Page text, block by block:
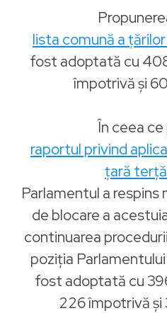
lista comună a
fost adoptată cu
împotrivă și
În ceea
raportul privind
țară
Parlamentul a respins
de blocare a
continuarea
poziția
fost adoptată cu
226 împotrivă